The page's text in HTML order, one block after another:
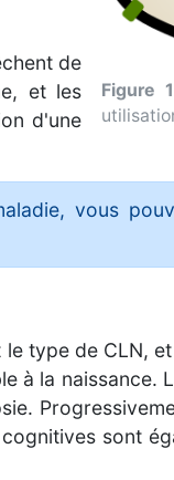
Figure
de
et les
d'une
vous
type de CLN,
à la naissance.
sont